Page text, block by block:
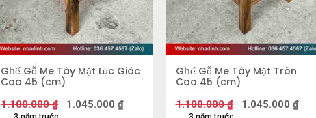
Ghế Gỗ Me Tây Mặt Lục Giác
Cao 45 (cm)
1.100.000₫ 1.045.000 ₫
Ghế Gỗ Me Tây Mặt Tròn
Cao 45 (cm)
1.100.000₫ 1.045.000 ₫